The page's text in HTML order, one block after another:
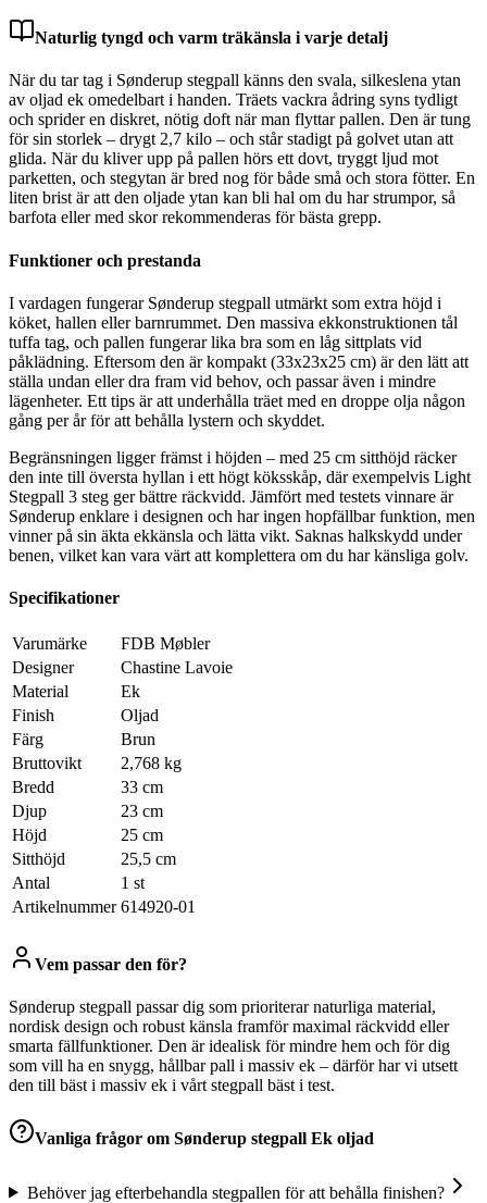
Naturlig tyngd och varm träkänsla i varje detalj
När du tar tag i Sønderup stegpall känns den svala, silkeslena ytan
av oljad ek omedelbart i handen. Träets vackra ådring syns tydligt
och sprider en diskret, nötig doft när man flyttar pallen. Den är tung
för sin storlek – drygt 2,7 kilo – och står stadigt på golvet utan att
glida. När du kliver upp på pallen hörs ett dovt, tryggt ljud mot
parketten, och stegytan är bred nog för både små och stora fötter. En
liten brist är att den oljade ytan kan bli hal om du har strumpor, så
barfota eller med skor rekommenderas för bästa grepp.
Funktioner och prestanda
I vardagen fungerar Sønderup stegpall utmärkt som extra höjd i
köket, hallen eller barnrummet. Den massiva ekkonstruktionen tål
tuffa tag, och pallen fungerar lika bra som en låg sittplats vid
påklädning. Eftersom den är kompakt (33x23x25 cm) är den lätt att
ställa undan eller dra fram vid behov, och passar även i mindre
lägenheter. Ett tips är att underhålla träet med en droppe olja någon
gång per år för att behålla lystern och skyddet.
Begränsningen ligger främst i höjden – med 25 cm sitthöjd räcker
den inte till översta hyllan i ett högt köksskåp, där exempelvis Light
Stegpall 3 steg ger bättre räckvidd. Jämfört med testets vinnare är
Sønderup enklare i designen och har ingen hopfällbar funktion, men
vinner på sin äkta ekkänsla och lätta vikt. Saknas halkskydd under
benen, vilket kan vara värt att komplettera om du har känsliga golv.
Specifikationer
Varumärke
FDB Møbler
Designer
Chastine Lavoie
Material
Ek
Finish
Oljad
Färg
Brun
Bruttovikt
2,768 kg
Bredd
33 cm
Djup
23 cm
Höjd
25 cm
Sitthöjd
25,5 cm
Antal
1 st
Artikelnummer 614920-01
Vem passar den för?
Sønderup stegpall passar dig som prioriterar naturliga material,
nordisk design och robust känsla framför maximal räckvidd eller
smarta fällfunktioner. Den är idealisk för mindre hem och för dig
som vill ha en snygg, hållbar pall i massiv ek – därför har vi utsett
den till bäst i massiv ek i vårt stegpall bäst i test.
Vanliga frågor om Sønderup stegpall Ek oljad
Behöver jag efterbehandla stegpallen för att behålla finishen?